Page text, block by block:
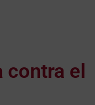
contra el